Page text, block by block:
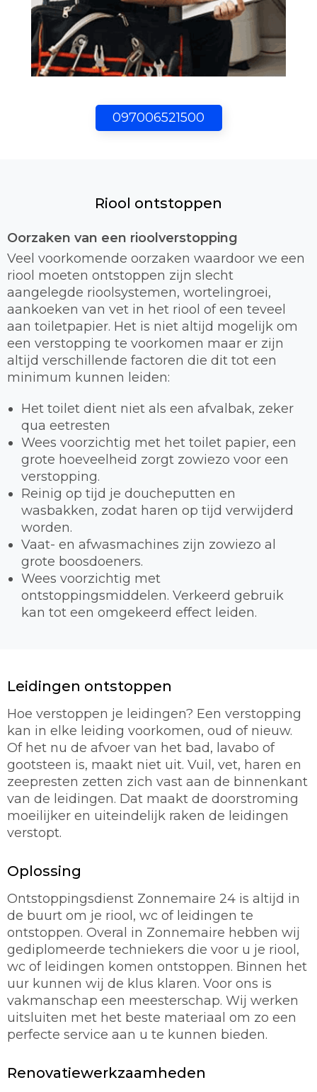
097006521500
Riool ontstoppen
Oorzaken van een rioolverstopping
Veel voorkomende oorzaken waardoor we een
riool moeten ontstoppen zijn slecht
aangelegde rioolsystemen, wortelingroei,
aankoeken van vet in het riool of een teveel
aan toiletpapier. Het is niet altijd mogelijk om
een verstopping te voorkomen maar er zijn
altijd verschillende factoren die dit tot een
minimum kunnen leiden:
Het toilet dient niet als een afvalbak, zeker
qua eetresten
Wees voorzichtig met het toilet papier, een
grote hoeveelheid zorgt zowiezo voor een
verstopping.
Reinig op tijd je doucheputten en
wasbakken, zodat haren op tijd verwijderd
worden.
Vaat- en afwasmachines zijn zowiezo al
grote boosdoeners.
Wees voorzichtig met
ontstoppingsmiddelen. Verkeerd gebruik
kan tot een omgekeerd effect leiden.
Leidingen ontstoppen
Hoe verstoppen je leidingen? Een verstopping
kan in elke leiding voorkomen, oud of nieuw.
Of het nu de afvoer van het bad, lavabo of
gootsteen is, maakt niet uit. Vuil, vet, haren en
zeepresten zetten zich vast aan de binnenkant
van de leidingen. Dat maakt de doorstroming
moeilijker en uiteindelijk raken de leidingen
verstopt.
Oplossing
Ontstoppingsdienst Zonnemaire 24 is altijd in
de buurt om je riool, wc of leidingen te
ontstoppen. Overal in Zonnemaire hebben wij
gediplomeerde techniekers die voor u je riool,
wc of leidingen komen ontstoppen. Binnen het
uur kunnen wij de klus klaren. Voor ons is
vakmanschap een meesterschap. Wij werken
uitsluiten met het beste materiaal om zo een
perfecte service aan u te kunnen bieden.
Renovatiewerkzaamheden